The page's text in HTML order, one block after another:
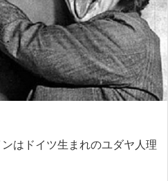
はドイツ生まれのユダヤ人理